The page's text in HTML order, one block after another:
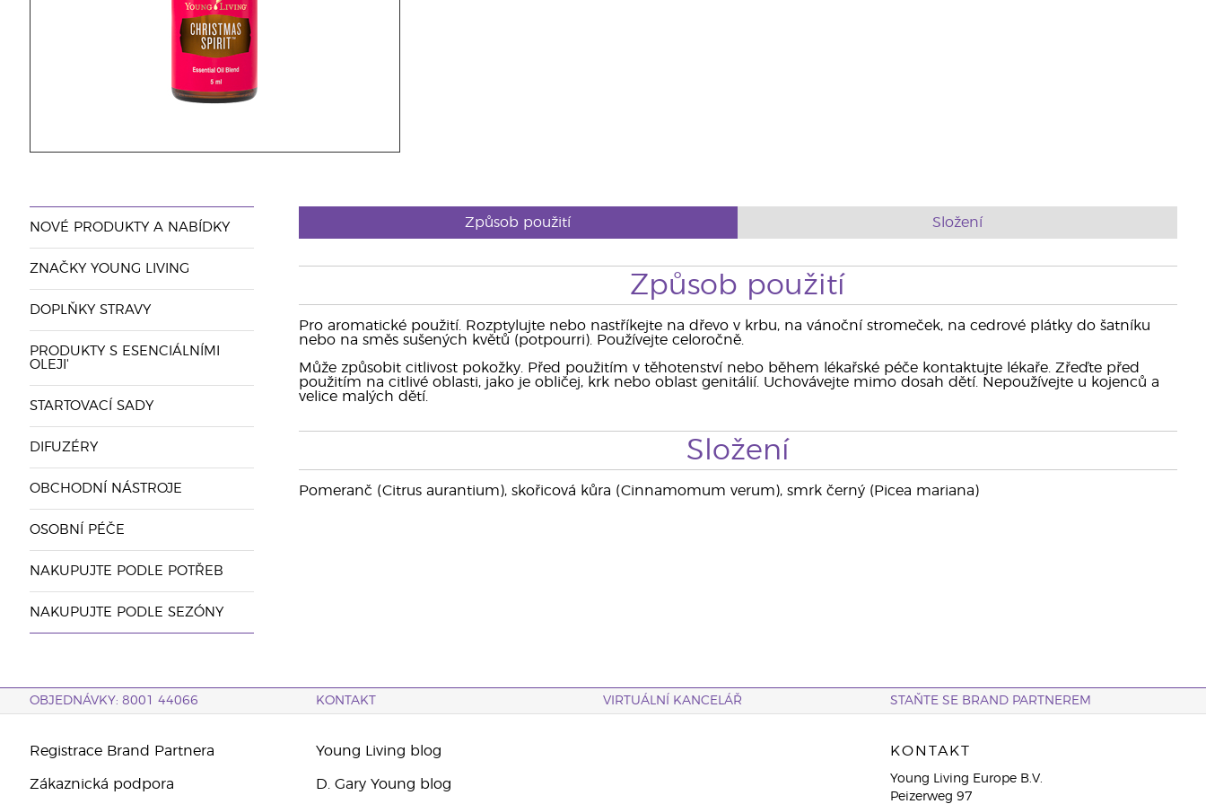
NOVÉ PRODUKTY A NABÍDKY
ZNAČKY YOUNG LIVING
DOPLŇKY STRAVY
PRODUKTY S ESENCIÁLNÍMI
OLEJI'
STARTOVACÍ SADY
DIFUZÉRY
OBCHODNÍ NÁSTROJE
OSOBNÍ PÉČE
NAKUPUJTE PODLE POTŘEB
NAKUPUJTE PODLE SEZÓNY
Způsob použití Složení
Způsob použití
Pro aromatické použití. Rozptylujte nebo nastříkejte na dřevo v krbu, na vánoční stromeček, na cedrové plátky do šatníku
nebo na směs sušených květů (potpourri). Používejte celoročně.
Může způsobit citlivost pokožky. Před použitím v těhotenství nebo během lékařské péče kontaktujte lékaře. Zřeďte před
použitím na citlivé oblasti, jako je obličej, krk nebo oblast genitálií. Uchovávejte mimo dosah dětí. Nepoužívejte u kojenců a
velice malých dětí.
Složení
Pomeranč (Citrus aurantium), skořicová kůra (Cinnamomum verum), smrk černý (Picea mariana)
OBJEDNÁVKY: 8001 44066 KONTAKT VIRTUÁLNÍ KANCELÁŘ STAŇTE SE BRAND PARTNEREM
Registrace Brand Partnera
Zákaznická podpora
Young Living blog
D. Gary Young blog
KONTAKT
Young Living Europe B.V.
Peizerweg 97